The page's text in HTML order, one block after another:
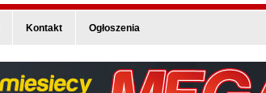
Kontakt Ogłoszenia